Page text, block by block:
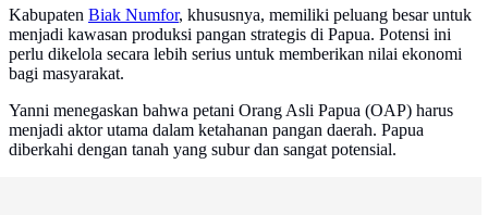
Kabupaten Biak Numfor, khususnya, memiliki peluang besar untuk
menjadi kawasan produksi pangan strategis di Papua. Potensi ini
perlu dikelola secara lebih serius untuk memberikan nilai ekonomi
bagi masyarakat.
Yanni menegaskan bahwa petani Orang Asli Papua (OAP) harus
menjadi aktor utama dalam ketahanan pangan daerah. Papua
diberkahi dengan tanah yang subur dan sangat potensial.